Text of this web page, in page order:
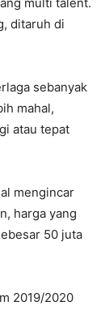
ditaruh di
sebanyak
mahal,
atau tepat
mengincar
harga yang
50 juta
2019/2020